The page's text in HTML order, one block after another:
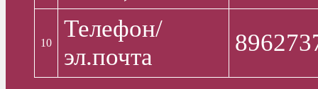
10
Телефон/
эл.почта